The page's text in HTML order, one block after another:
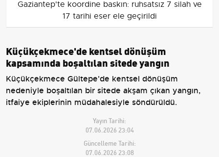
Gaziantep'te koordine baskın: ruhsatsız 7 silah ve
17 tarihi eser ele geçirildi
Küçükçekmece'de kentsel dönüşüm
kapsamında boşaltılan sitede yangın
Küçükçekmece Gültepe'de kentsel dönüşüm
nedeniyle boşaltılan bir sitede akşam çıkan yangın,
itfaiye ekiplerinin müdahalesiyle söndürüldü.
Yayın Tarihi:
07.06.2026 23:04
Güncelleme Tarihi:
07.06.2026 23:08